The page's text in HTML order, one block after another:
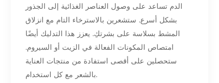
الدم تساعد على وصول العناصر الغذائية إلى الجذور
بشكل أسرع. ستشعرين بالاسترخاء التام مع انزلاق
المشط بسلاسة على بشرتكِ. يعزز هذا التدليك أيضًا
امتصاص المكونات الفعالة في الزيت أو السيروم.
ستحصلين على أقصى استفادة من منتجات العناية
بالشعر مع كل استخدام.